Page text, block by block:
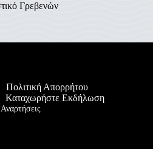
Γρεβενών
Πολιτική Απορρήτου
Καταχωρήστε Εκδήλωση